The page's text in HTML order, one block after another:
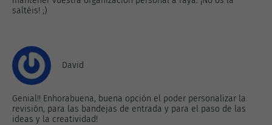
saltéis! ;)
David
Genial!! Enhorabuena, buena opción el poder personalizar la
revisión, para las bandejas de entrada y para el paso de las
ideas y la creatividad!